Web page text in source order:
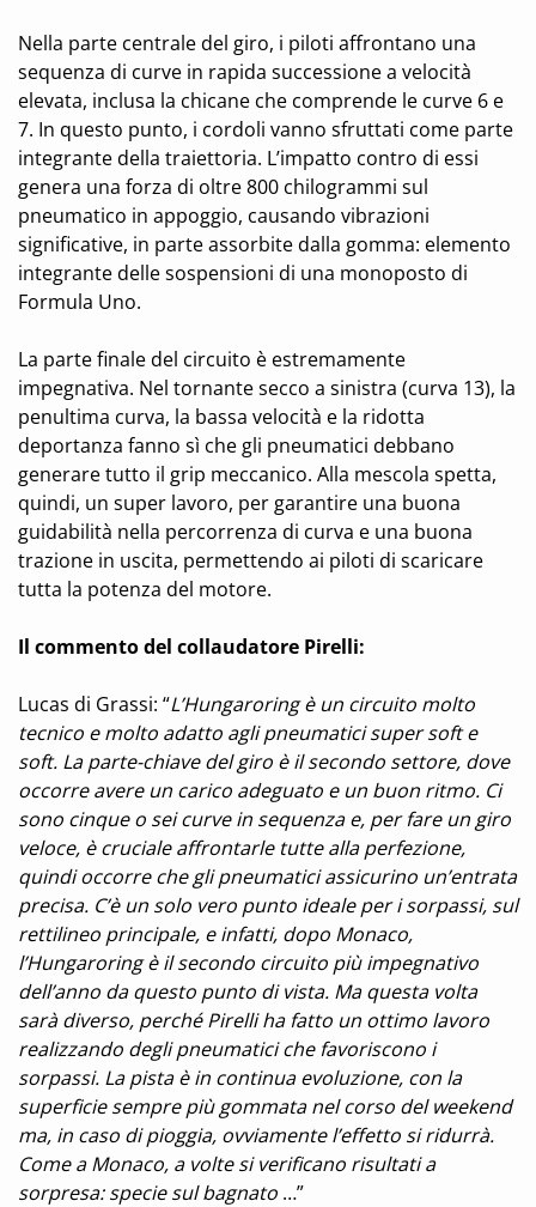
Nella parte centrale del giro, i piloti affrontano una
sequenza di curve in rapida successione a velocità
elevata, inclusa la chicane che comprende le curve 6 e
7. In questo punto, i cordoli vanno sfruttati come parte
integrante della traiettoria. L’impatto contro di essi
genera una forza di oltre 800 chilogrammi sul
pneumatico in appoggio, causando vibrazioni
significative, in parte assorbite dalla gomma: elemento
integrante delle sospensioni di una monoposto di
Formula Uno.
La parte finale del circuito è estremamente
impegnativa. Nel tornante secco a sinistra (curva 13), la
penultima curva, la bassa velocità e la ridotta
deportanza fanno sì che gli pneumatici debbano
generare tutto il grip meccanico. Alla mescola spetta,
quindi, un super lavoro, per garantire una buona
guidabilità nella percorrenza di curva e una buona
trazione in uscita, permettendo ai piloti di scaricare
tutta la potenza del motore.
Il commento del collaudatore Pirelli:
Lucas di Grassi: “L’Hungaroring è un circuito molto
tecnico e molto adatto agli pneumatici super soft e
soft. La parte-chiave del giro è il secondo settore, dove
occorre avere un carico adeguato e un buon ritmo. Ci
sono cinque o sei curve in sequenza e, per fare un giro
veloce, è cruciale affrontarle tutte alla perfezione,
quindi occorre che gli pneumatici assicurino un’entrata
precisa. C’è un solo vero punto ideale per i sorpassi, sul
rettilineo principale, e infatti, dopo Monaco,
l’Hungaroring è il secondo circuito più impegnativo
dell’anno da questo punto di vista. Ma questa volta
sarà diverso, perché Pirelli ha fatto un ottimo lavoro
realizzando degli pneumatici che favoriscono i
sorpassi. La pista è in continua evoluzione, con la
superficie sempre più gommata nel corso del weekend
ma, in caso di pioggia, ovviamente l’effetto si ridurrà.
Come a Monaco, a volte si verificano risultati a
sorpresa: specie sul bagnato …”